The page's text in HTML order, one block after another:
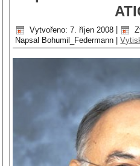
Vytvořeno: 7. říjen 2008
Napsal Bohumil_Federmann |